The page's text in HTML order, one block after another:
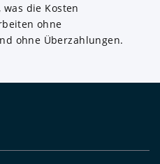
die Kosten
ohne
ohne Überzahlungen.